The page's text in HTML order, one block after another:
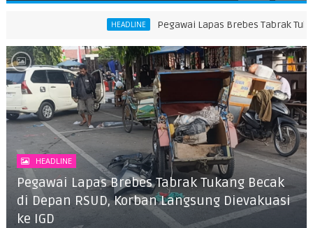
Pegawai Lapas Brebes Tabrak Tukang Becak di
HEADLINE
Pegawai Lapas Brebes Tabrak Tukang Becak
di Depan RSUD, Korban Langsung Dievakuasi
ke IGD